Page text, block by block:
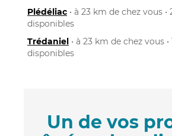
Plédéliac • à 23 km de chez vous
disponibles
Trédaniel • à 23 km de chez vous
disponibles
Un de vos